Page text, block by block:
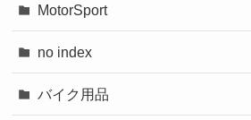
MotorSport
no index
バイク用品